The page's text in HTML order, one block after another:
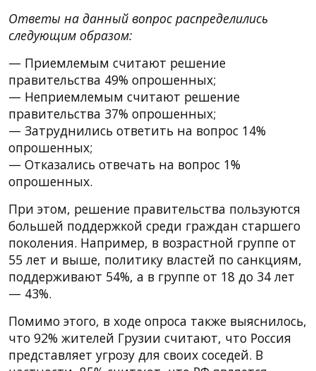
Ответы на данный вопрос распределились
следующим образом:
— Приемлемым считают решение
правительства 49% опрошенных;
— Неприемлемым считают решение
правительства 37% опрошенных;
— Затруднились ответить на вопрос 14%
опрошенных;
— Отказались отвечать на вопрос 1%
опрошенных.
При этом, решение правительства пользуются
большей поддержкой среди граждан старшего
поколения. Например, в возрастной группе от
55 лет и выше, политику властей по санкциям,
поддерживают 54%, а в группе от 18 до 34 лет
— 43%.
Помимо этого, в ходе опроса также выяснилось,
что 92% жителей Грузии считают, что Россия
представляет угрозу для своих соседей. В